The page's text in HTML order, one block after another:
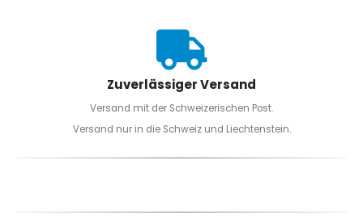
Zuverlässiger Versand
Versand mit der Schweizerischen Post.
Versand nur in die Schweiz und Liechtenstein.